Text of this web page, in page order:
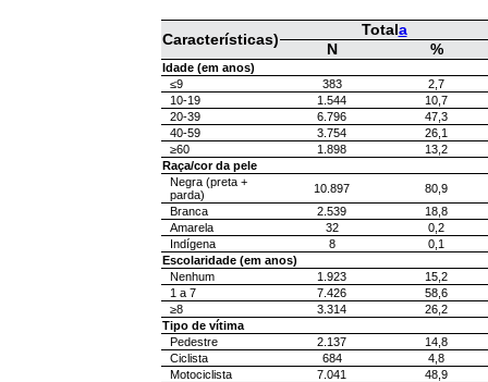
Características)
Total a
N
%
Idade (em anos)
≤9
383
2,7
10-19
1.544
10,7
20-39
6.796
47,3
40-59
3.754
26,1
≥60
1.898
13,2
Raça/cor da pele
Negra (preta +
parda)
10.897
80,9
Branca
2.539
18,8
Amarela
32
0,2
Indígena
8
0,1
Escolaridade (em anos)
Nenhum
1.923
15,2
1 a 7
7.426
58,6
≥8
3.314
26,2
Tipo de vítima
Pedestre
2.137
14,8
Ciclista
684
4,8
Motociclista
7.041
48,9